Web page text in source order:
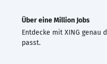
Über eine Million Jobs
Entdecke mit XING genau
passt.